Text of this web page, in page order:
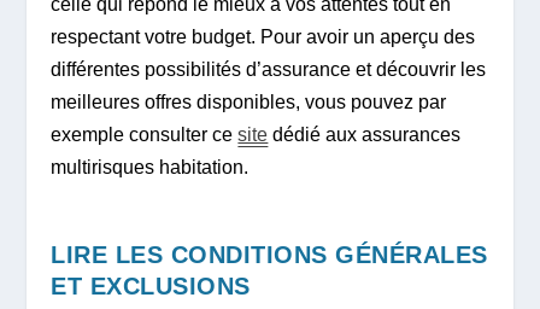
celle qui répond le mieux à vos attentes tout en
respectant votre budget. Pour avoir un aperçu des
différentes possibilités d’assurance et découvrir les
meilleures offres disponibles, vous pouvez par
exemple consulter cesite dédié aux assurances
multirisques habitation.
LIRE LES CONDITIONS GÉNÉRALES
ET EXCLUSIONS